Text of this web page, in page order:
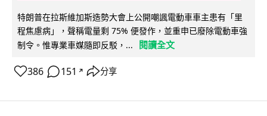
特朗普在拉斯維加斯造勢大會上公開嘲諷電動車車主患有「里
程焦慮病」，聲稱電量剩 75% 便發作，並重申已廢除電動車強
制令。惟專業車媒隨即反駁，...
閱讀全文
386 151 ↗ 分享